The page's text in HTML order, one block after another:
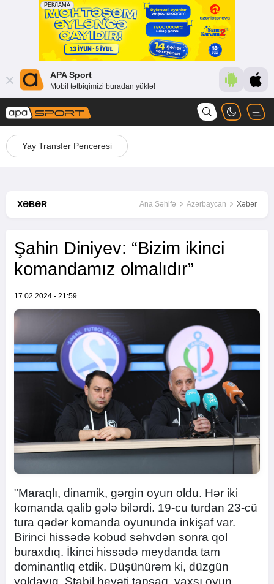
APA Sport
Mobil tətbiqimizi buradan yüklə!
Yay Transfer Pəncərəsi
XƏBƏR Ana Səhifə Azərbaycan Xəbər
Şahin Diniyev: “Bizim ikinci
komandamız olmalıdır”
17.02.2024 - 21:59
"Maraqlı, dinamik, gərgin oyun oldu. Hər iki
komanda qalib gələ bilərdi. 19-cu turdan 23-cü
tura qədər komanda oyununda inkişaf var.
Birinci hissədə kobud səhvdən sonra qol
buraxdıq. İkinci hissədə meydanda tam
dominantlıq etdik. Düşünürəm ki, düzgün
yoldayıq. Stabil heyəti tapsaq, yaxşı oyun